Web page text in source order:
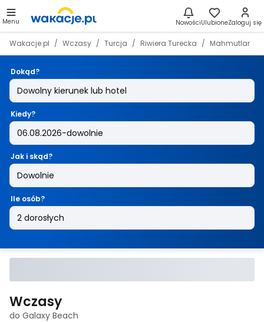
Menu NowościUlubioneZaloguj się
Wakacje.pl Wczasy Turcja Riwiera Turecka Mahmutlar
Dokąd?
Kiedy?
Jak i skąd?
Ile osób?
Wczasy
do Galaxy Beach